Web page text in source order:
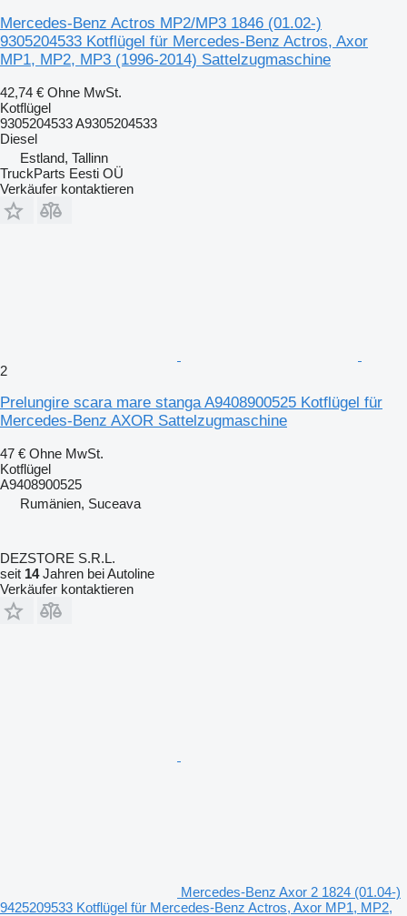
Mercedes-Benz Actros MP2/MP3 1846 (01.02-)
9305204533 Kotflügel für Mercedes-Benz Actros, Axor
MP1, MP2, MP3 (1996-2014) Sattelzugmaschine
42,74 € Ohne MwSt.
Kotflügel
9305204533 A9305204533
Diesel
Estland, Tallinn
TruckParts Eesti OÜ
Verkäufer kontaktieren
2
Prelungire scara mare stanga A9408900525 Kotflügel für
Mercedes-Benz AXOR Sattelzugmaschine
47 € Ohne MwSt.
Kotflügel
A9408900525
Rumänien, Suceava
DEZSTORE S.R.L.
seit 14Jahren bei Autoline
Verkäufer kontaktieren
Mercedes-Benz Axor 2 1824 (01.04-)
9425209533 Kotflügel für Mercedes-Benz Actros, Axor MP1, MP2,